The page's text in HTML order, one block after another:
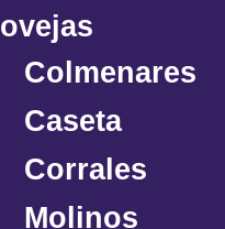
ovejas
Colmenares
Caseta
Corrales
Molinos